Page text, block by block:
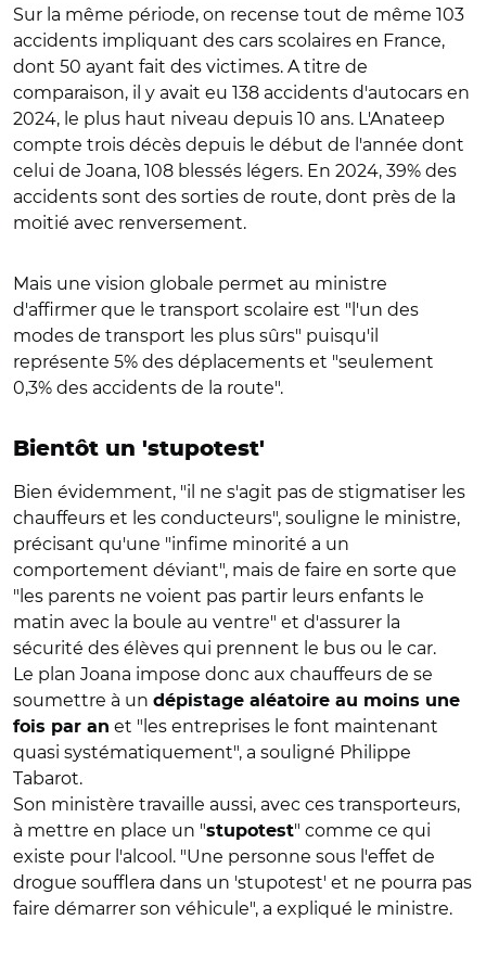
Sur la même période, on recense tout de même 103
accidents impliquant des cars scolaires en France,
dont 50 ayant fait des victimes. A titre de
comparaison, il y avait eu 138 accidents d'autocars en
2024, le plus haut niveau depuis 10 ans. L'Anateep
compte trois décès depuis le début de l'année dont
celui de Joana, 108 blessés légers. En 2024, 39% des
accidents sont des sorties de route, dont près de la
moitié avec renversement.
Mais une vision globale permet au ministre
d'affirmer que le transport scolaire est "l'un des
modes de transport les plus sûrs" puisqu'il
représente 5% des déplacements et "seulement
0,3% des accidents de la route".
Bientôt un 'stupotest'
Bien évidemment, "il ne s'agit pas de stigmatiser les
chauffeurs et les conducteurs", souligne le ministre,
précisant qu'une "infime minorité a un
comportement déviant", mais de faire en sorte que
"les parents ne voient pas partir leurs enfants le
matin avec la boule au ventre" et d'assurer la
sécurité des élèves qui prennent le bus ou le car.
Le plan Joana impose donc aux chauffeurs de se
soumettre à un dépistage aléatoire au moins une
fois par an et "les entreprises le font maintenant
quasi systématiquement", a souligné Philippe
Tabarot.
Son ministère travaille aussi, avec ces transporteurs,
à mettre en place un "stupotest" comme ce qui
existe pour l'alcool. "Une personne sous l'effet de
drogue soufflera dans un 'stupotest' et ne pourra pas
faire démarrer son véhicule", a expliqué le ministre.